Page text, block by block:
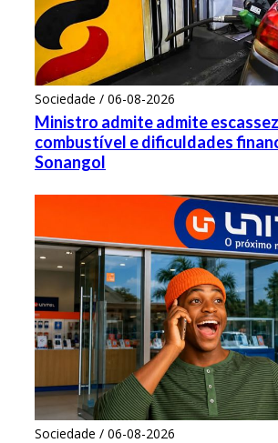
Sociedade / 06-08-2026
Ministro admite admite
combustível e dificuldades
Sonangol
Sociedade / 06-08-2026